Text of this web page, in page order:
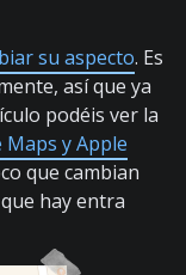
su aspecto. Es
así que ya
podéis ver la
Maps y Apple
que cambian
hay entra